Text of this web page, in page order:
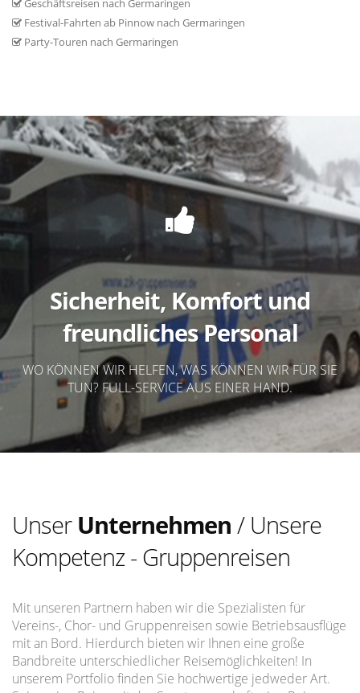
Geschäftsreisen nach Germaringen
Festival-Fahrten ab Pinnow nach Germaringen
Party-Touren nach Germaringen
Sicherheit, Komfort und
freundliches Personal
WO KÖNNEN WIR HELFEN, WAS KÖNNEN WIR FÜR SIE
TUN? FULL-SERVICE AUS EINER HAND.
Unser Unternehmen / Unsere
Kompetenz - Gruppenreisen
Mit unseren Partnern haben wir die Spezialisten für
Vereins-, Chor- und Gruppenreisen sowie Betriebsausflüge
mit an Bord. Hierdurch bieten wir Ihnen eine große
Bandbreite unterschiedlicher Reisemöglichkeiten! In
unserem Portfolio finden Sie hochwertige jedweder Art.